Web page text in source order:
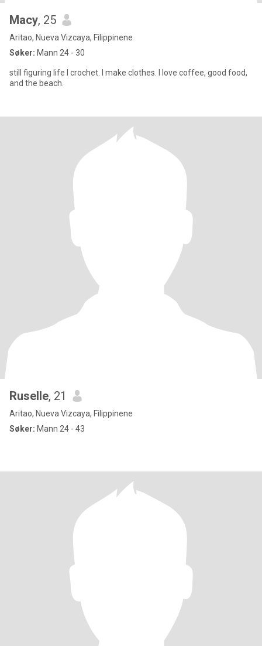
Macy, 25
Aritao, Nueva Vizcaya, Filippinene
Søker: Mann 24 - 30
still figuring life I crochet. I make clothes. I love coffee, good food,
and the beach.
Ruselle, 21
Aritao, Nueva Vizcaya, Filippinene
Søker: Mann 24 - 43